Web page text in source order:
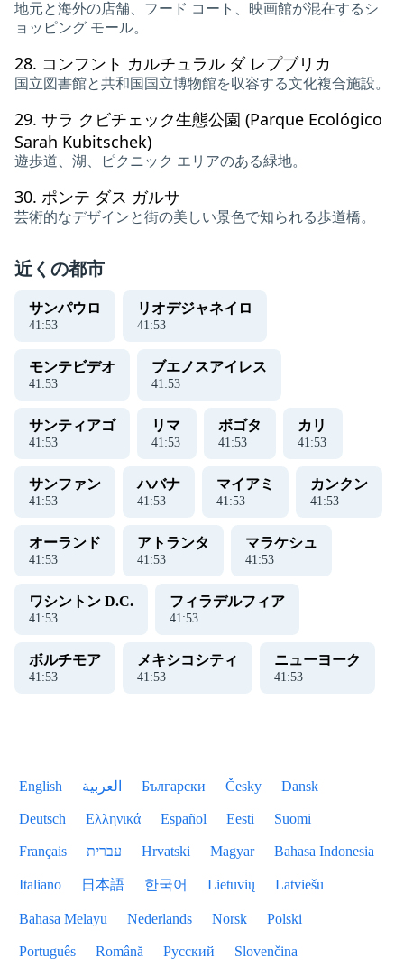
地元と海外の店舗、フード コート、映画館が混在するシ
ョッピング モール。
28. コンフント カルチュラル ダ レプブリカ
国立図書館と共和国国立博物館を収容する文化複合施設。
29. サラ クビチェック生態公園 (Parque Ecológico
Sarah Kubitschek)
遊歩道、湖、ピクニック エリアのある緑地。
30. ポンテ ダス ガルサ
芸術的なデザインと街の美しい景色で知られる歩道橋。
近くの都市
サンパウロ
41:53
リオデジャネイロ
41:53
モンテビデオ
41:53
ブエノスアイレス
41:53
サンティアゴ
41:53
リマ
41:53
ボゴタ
41:53
カリ
41:53
サンファン
41:53
ハバナ
41:53
マイアミ
41:53
カンクン
41:53
オーランド
41:53
アトランタ
41:53
マラケシュ
41:53
ワシントン D.C.
41:53
フィラデルフィア
41:53
ボルチモア
41:53
メキシコシティ
41:53
ニューヨーク
41:53
English العربية Български Česky Dansk
Deutsch Ελληνικά Español Eesti Suomi
Français עברית Hrvatski Magyar Bahasa Indonesia
Italiano 日本語 한국어 Lietuvių Latviešu
Bahasa Melayu Nederlands Norsk Polski
Português Română Русский Slovenčina